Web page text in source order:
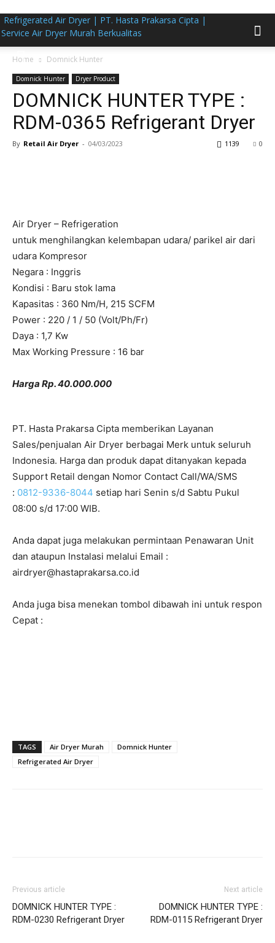
Refrigerated Air Dryer | PT. Hasta Prakarsa Cipta |
Service Air Dryer Murah Berkualitas
Home Domnick Hunter
Domnick Hunter Dryer Product
DOMNICK HUNTER TYPE :
RDM-0365 Refrigerant Dryer
By Retail Air Dryer - 04/03/2023 0
1139
Air Dryer – Refrigeration
untuk menghilangkan kelembapan udara/ parikel air dari
udara Kompresor
Negara : Inggris
Kondisi : Baru stok lama
Kapasitas : 360 Nm/H, 215 SCFM
Power : 220 / 1 / 50 (Volt/Ph/Fr)
Daya : 1,7 Kw
Max Working Pressure : 16 bar
Harga Rp. 40.000.000
PT. Hasta Prakarsa Cipta memberikan Layanan
Sales/penjualan Air Dryer berbagai Merk untuk seluruh
Indonesia. Harga dan produk dapat ditanyakan kepada
Support Retail dengan Nomor Contact Call/WA/SMS
: 0812-9336-8044 setiap hari Senin s/d Sabtu Pukul
08:00 s/d 17:00 WIB.
Anda dapat juga melakukan permintaan Penawaran Unit
dan ataupun Instalasi melalui Email :
airdryer@hastaprakarsa.co.id
Anda juga bisa menekan tombol dibawah ini untuk respon
Cepat :
TAGS Air Dryer Murah
Domnick Hunter
Refrigerated Air Dryer
Previous article
DOMNICK HUNTER TYPE :
RDM-0230 Refrigerant Dryer
Next article
DOMNICK HUNTER TYPE :
RDM-0115 Refrigerant Dryer